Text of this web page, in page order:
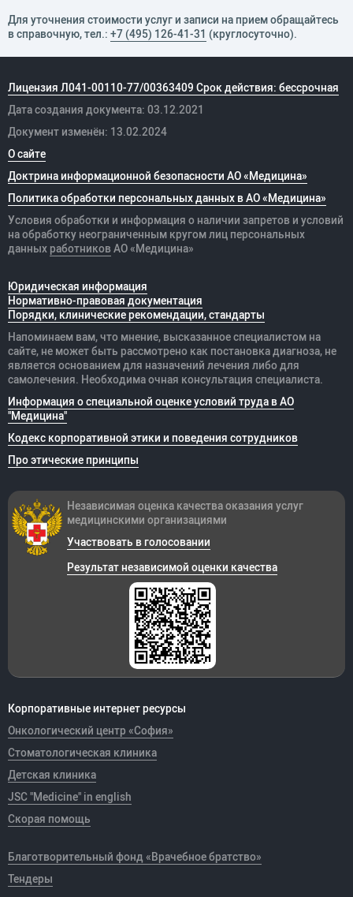
Для уточнения стоимости услуг и записи на прием обращайтесь
в справочную, тел.: +7 (495) 126-41-31 (круглосуточно).
Лицензия Л041-00110-77/00363409 Срок действия: бессрочная
Дата создания документа: 03.12.2021
Документ изменён: 13.02.2024
О сайте
Доктрина информационной безопасности АО «Медицина»
Политика обработки персональных данных в АО «Медицина»
Условия обработки и информация о наличии запретов и условий
на обработку неограниченным кругом лиц персональных
данных работников АО «Медицина»
Юридическая информация
Нормативно-правовая документация
Порядки, клинические рекомендации, стандарты
Напоминаем вам, что мнение, высказанное специалистом на
сайте, не может быть рассмотрено как постановка диагноза, не
является основанием для назначений лечения либо для
самолечения. Необходима очная консультация специалиста.
Информация о специальной оценке условий труда в АО
"Медицина"
Кодекс корпоративной этики и поведения сотрудников
Про этические принципы
Корпоративные интернет ресурсы
Онкологический центр «София»
Стоматологическая клиника
Детская клиника
JSC "Medicine" in english
Скорая помощь
Благотворительный фонд «Врачебное братство»
Тендеры
Независимая оценка качества оказания услуг
медицинскими организациями
Участвовать в голосовании
Результат независимой оценки качества